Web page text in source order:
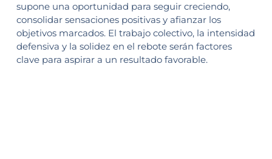
supone una oportunidad para seguir creciendo,
consolidar sensaciones positivas y afianzar los
objetivos marcados. El trabajo colectivo, la intensidad
defensiva y la solidez en el rebote serán factores
clave para aspirar a un resultado favorable.